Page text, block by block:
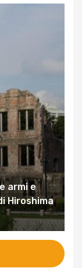
armi e
Hiroshima